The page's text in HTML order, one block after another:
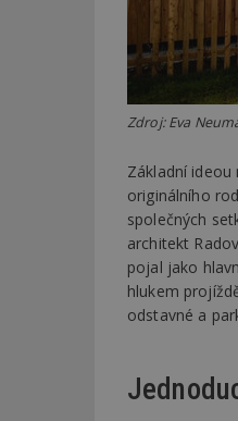
Zdroj: Eva
Základní
originálního
společných
architekt
pojal jako
hlukem
odstavné a